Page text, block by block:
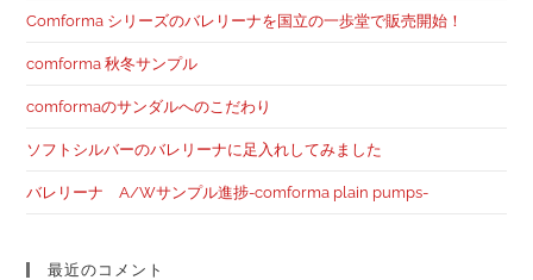
Comforma シリーズのバレリーナを国立の一歩堂で販売開始！
comforma 秋冬サンプル
comformaのサンダルへのこだわり
ソフトシルバーのバレリーナに足入れしてみました
バレリーナ A/Wサンプル進捗-comforma plain pumps-
最近のコメント